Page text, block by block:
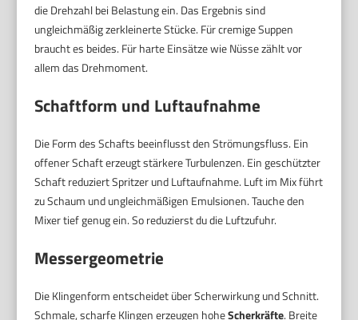
die Drehzahl bei Belastung ein. Das Ergebnis sind
ungleichmäßig zerkleinerte Stücke. Für cremige Suppen
braucht es beides. Für harte Einsätze wie Nüsse zählt vor
allem das Drehmoment.
Schaftform und Luftaufnahme
Die Form des Schafts beeinflusst den Strömungsfluss. Ein
offener Schaft erzeugt stärkere Turbulenzen. Ein geschützter
Schaft reduziert Spritzer und Luftaufnahme. Luft im Mix führt
zu Schaum und ungleichmäßigen Emulsionen. Tauche den
Mixer tief genug ein. So reduzierst du die Luftzufuhr.
Messergeometrie
Die Klingenform entscheidet über Scherwirkung und Schnitt.
Schmale, scharfe Klingen erzeugen hoheScherkräfte. Breite